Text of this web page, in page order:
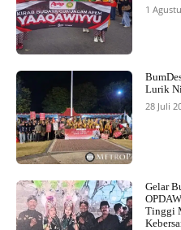
1
Lurik
28 Juli
Gelar
Tinggi